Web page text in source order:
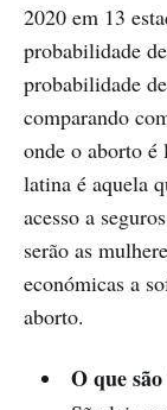
2020 em 13
probabilidade
probabilidade
comparando
onde o aborto é
latina é aquela
acesso a
serão as
económicas a
aborto.
O que